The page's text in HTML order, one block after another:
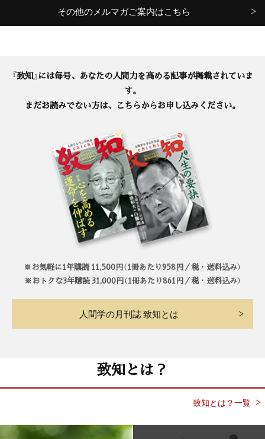
その他のメルマガご案内はこちら
『致知』には毎号、あなたの人間力を高める記事が掲載されていま
す。
まだお読みでない方は、こちらからお申し込みください。
※お気軽に1年購読 11,500円（1冊あたり958円／税・送料込み）
※おトクな3年購読 31,000円（1冊あたり861円／税・送料込み）
人間学の月刊誌 致知とは
致知とは？
致知とは？一覧